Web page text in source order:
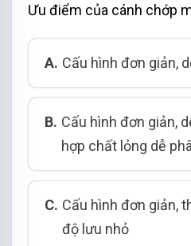
Ưu điểm của cánh chớp
A. Cấu hình đơn giản,
B. Cấu hình đơn giản,
hợp chất lỏng dễ
C. Cấu hình đơn giản,
độ lưu nhỏ